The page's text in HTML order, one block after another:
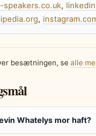
speakers.co.uk,
,
besætningen, se alle
Whatelys mor haft?